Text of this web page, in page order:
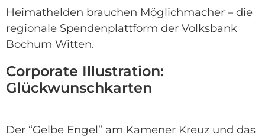
Heimathelden brauchen Möglichmacher – die
regionale Spendenplattform der Volksbank
Bochum Witten.
Corporate Illustration:
Glückwunschkarten
Der “Gelbe Engel” am Kamener Kreuz und das